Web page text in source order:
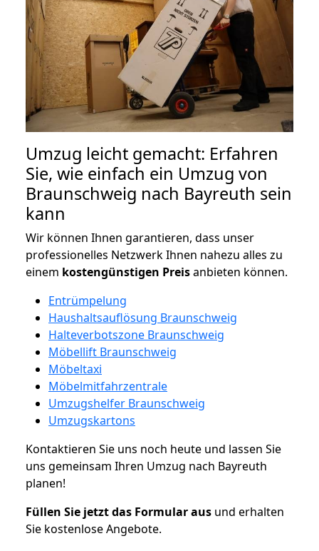
Umzug leicht gemacht: Erfahren
Sie, wie einfach ein Umzug von
Braunschweig nach Bayreuth sein
kann
Wir können Ihnen garantieren, dass unser
professionelles Netzwerk Ihnen nahezu alles zu
einem kostengünstigen Preisanbieten können.
Entrümpelung
Haushaltsauflösung Braunschweig
Halteverbotszone Braunschweig
Möbellift Braunschweig
Möbeltaxi
Möbelmitfahrzentrale
Umzugshelfer Braunschweig
Umzugskartons
Kontaktieren Sie uns noch heute und lassen Sie
uns gemeinsam Ihren Umzug nach Bayreuth
planen!
Füllen Sie jetzt das Formular aus und erhalten
Sie kostenlose Angebote.